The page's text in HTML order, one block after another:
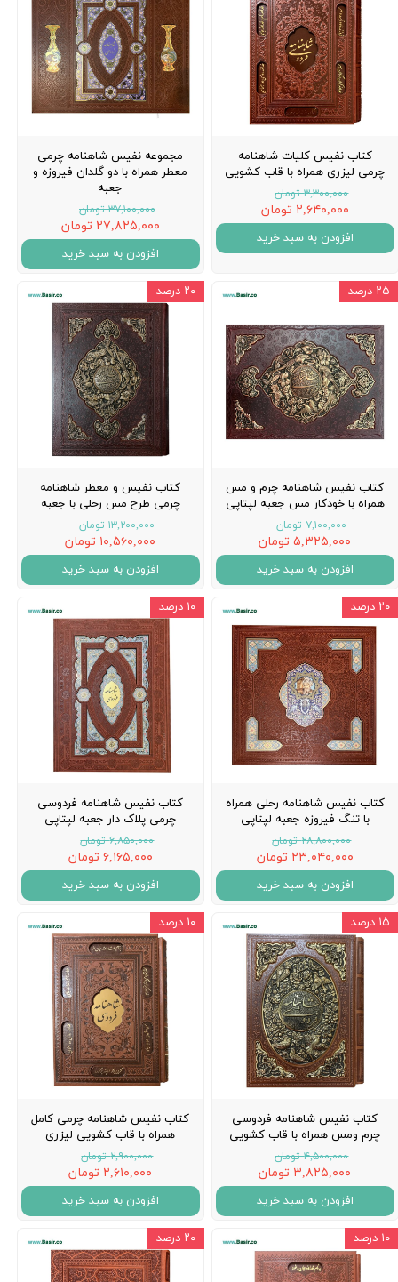
کتاب نفیس کلیات شاهنامه
چرمی لیزری همراه با قاب کشویی
۳,۳۰۰,۰۰۰ تومان
۲,۶۴۰,۰۰۰ تومان
افزودن به سبد خرید
مجموعه نفیس شاهنامه چرمی
معطر همراه با دو گلدان فیروزه و
جعبه
۳۷,۱۰۰,۰۰۰ تومان
۲۷,۸۲۵,۰۰۰ تومان
افزودن به سبد خرید
کتاب نفیس شاهنامه چرم و مس
همراه با خودکار مس جعبه لپتاپی
۷,۱۰۰,۰۰۰ تومان
۵,۳۲۵,۰۰۰ تومان
افزودن به سبد خرید
۲۵ درصد
کتاب نفیس و معطر شاهنامه
چرمی طرح مس رحلی با جعبه
۱۳,۲۰۰,۰۰۰ تومان
۱۰,۵۶۰,۰۰۰ تومان
افزودن به سبد خرید
۲۰ درصد
کتاب نفیس شاهنامه رحلی همراه
با تنگ فیروزه جعبه لپتاپی
۲۸,۸۰۰,۰۰۰ تومان
۲۳,۰۴۰,۰۰۰ تومان
افزودن به سبد خرید
۲۰ درصد
کتاب نفیس شاهنامه فردوسی
چرمی پلاک دار جعبه لپتاپی
۶,۸۵۰,۰۰۰ تومان
۶,۱۶۵,۰۰۰ تومان
افزودن به سبد خرید
۱۰ درصد
کتاب نفیس شاهنامه فردوسی
چرم ومس همراه با قاب کشویی
۴,۵۰۰,۰۰۰ تومان
۳,۸۲۵,۰۰۰ تومان
افزودن به سبد خرید
۱۵ درصد
کتاب نفیس شاهنامه چرمی کامل
همراه با قاب کشویی لیزری
۲,۹۰۰,۰۰۰ تومان
۲,۶۱۰,۰۰۰ تومان
افزودن به سبد خرید
۱۰ درصد
۱۰ درصد ۲۰ درصد